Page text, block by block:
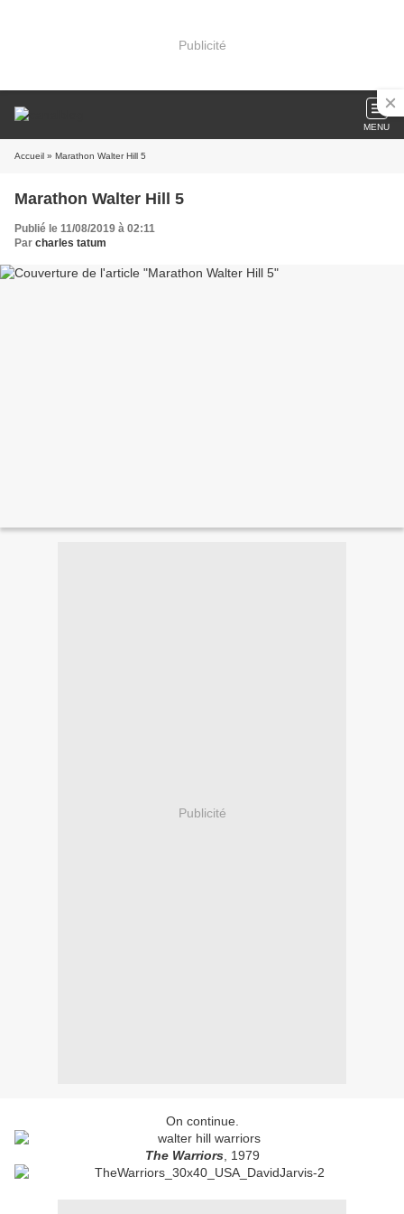
Publicité
MENU
Accueil » Marathon Walter Hill 5
Marathon Walter Hill 5
Publié le 11/08/2019 à 02:11
Par charles tatum
Publicité
On continue.
The Warriors, 1979